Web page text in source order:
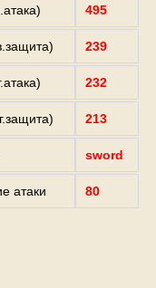
495
239
232
213
sword
атаки 80